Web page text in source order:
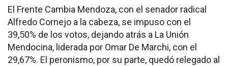
El Frente Cambia Mendoza, con el senador radical
Alfredo Cornejo a la cabeza, se impuso con el
39,50% de los votos, dejando atrás a La Unión
Mendocina, liderada por Omar De Marchi, con el
29,67%. El peronismo, por su parte, quedó relegado al